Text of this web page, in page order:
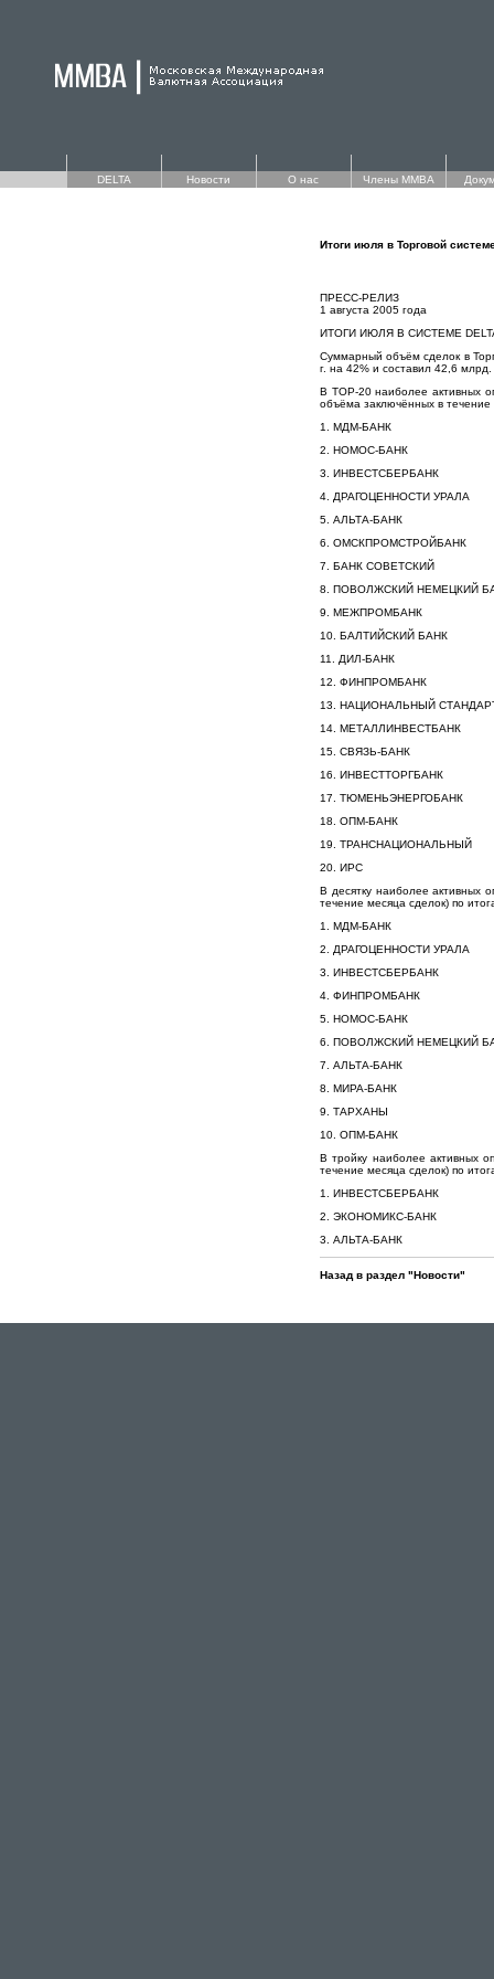
DELTA Новости О нас Члены ММВА
Итоги июля в Торговой
ПРЕСС-РЕЛИЗ
1 августа 2005 года
ИТОГИ ИЮЛЯ В СИСТЕМЕ
Суммарный объём сделок в
г. на 42% и составил 42,6 млрд.
В TOP-20 наиболее активных
объёма заключённых в
1. МДМ-БАНК
2. НОМОС-БАНК
3. ИНВЕСТСБЕРБАНК
4. ДРАГОЦЕННОСТИ УРАЛА
5. АЛЬТА-БАНК
6. ОМСКПРОМСТРОЙБАНК
7. БАНК СОВЕТСКИЙ
8. ПОВОЛЖСКИЙ НЕМЕЦКИЙ
9. МЕЖПРОМБАНК
10. БАЛТИЙСКИЙ БАНК
11. ДИЛ-БАНК
12. ФИНПРОМБАНК
13. НАЦИОНАЛЬНЫЙ
14. МЕТАЛЛИНВЕСТБАНК
15. СВЯЗЬ-БАНК
16. ИНВЕСТТОРГБАНК
17. ТЮМЕНЬЭНЕРГОБАНК
18. ОПМ-БАНК
19. ТРАНСНАЦИОНАЛЬНЫЙ
20. ИРС
В десятку наиболее активных
течение месяца сделок) по
1. МДМ-БАНК
2. ДРАГОЦЕННОСТИ УРАЛА
3. ИНВЕСТСБЕРБАНК
4. ФИНПРОМБАНК
5. НОМОС-БАНК
6. ПОВОЛЖСКИЙ НЕМЕЦКИЙ
7. АЛЬТА-БАНК
8. МИРА-БАНК
9. ТАРХАНЫ
10. ОПМ-БАНК
В тройку наиболее активных
течение месяца сделок) по
1. ИНВЕСТСБЕРБАНК
2. ЭКОНОМИКС-БАНК
3. АЛЬТА-БАНК
Назад в раздел "Новости"